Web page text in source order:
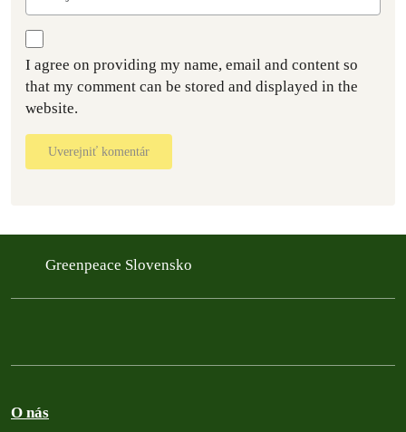
I agree on providing my name, email and content so
that my comment can be stored and displayed in the
website.
Uverejniť komentár
Greenpeace Slovensko
O nás